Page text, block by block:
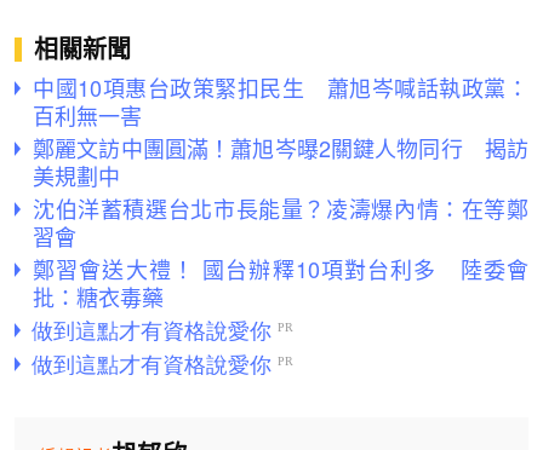
相關新聞
中國10項惠台政策緊扣民生 蕭旭岑喊話執政黨：
百利無一害
鄭麗文訪中團圓滿！蕭旭岑曝2關鍵人物同行 揭訪
美規劃中
沈伯洋蓄積選台北市長能量？凌濤爆內情：在等鄭
習會
鄭習會送大禮！ 國台辦釋10項對台利多 陸委會
批：糖衣毒藥